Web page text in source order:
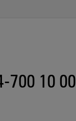
700 10 00